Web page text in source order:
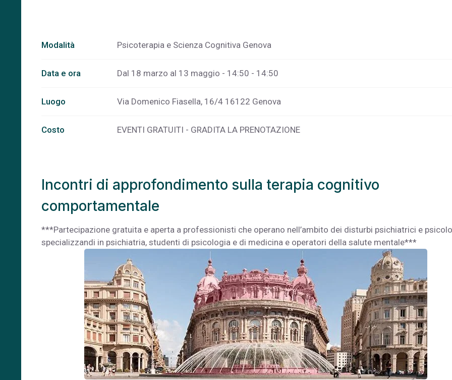
Modalità Psicoterapia e Scienza Cognitiva Genova
Data e ora Dal 18 marzo al 13 maggio - 14:50 - 14:50
Luogo Via Domenico Fiasella, 16/4 16122 Genova
Costo EVENTI GRATUITI - GRADITA LA PRENOTAZIONE
Incontri di approfondimento sulla terapia cognitivo
comportamentale
***Partecipazione gratuita e aperta a professionisti che operano nell’ambito dei disturbi psichiatrici e
specializzandi in psichiatria, studenti di psicologia e di medicina e operatori della salute mentale***